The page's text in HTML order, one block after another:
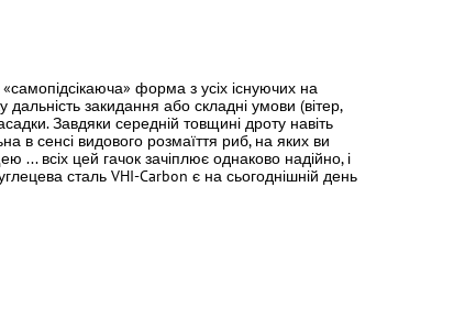
форма з усіх існуючих на
закидання або складні умови (вітер,
Завдяки середній товщині дроту навіть
в сенсі видового розмаїття риб, на яких ви
всіх цей гачок зачіплює однаково надійно, і
сталь VHI-Carbon є на сьогоднішній день